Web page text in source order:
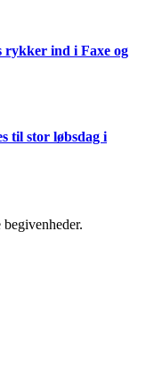
rykker ind i Faxe og
til stor løbsdag i